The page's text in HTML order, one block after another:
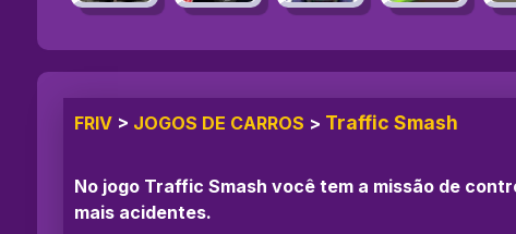
FRIV > JOGOS DE CARROS > Traffic Smash
No jogo Traffic Smash você tem a missão de
mais acidentes.